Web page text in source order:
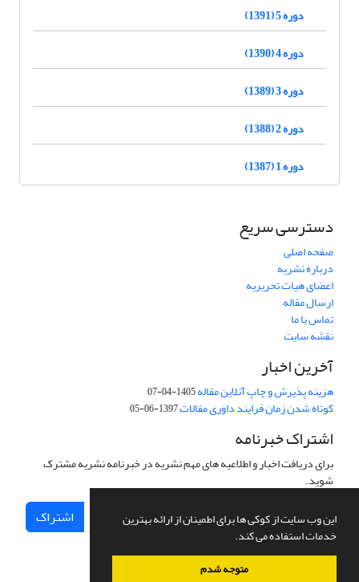
این وب سایت از کوکی ها برای اطمینان از ارائه بهترین
خدمات استفاده می کند.
متوجه شدم
دوره 5 (1391)
دوره 4 (1390)
دوره 3 (1389)
دوره 2 (1388)
دوره 1 (1387)
دسترسی سریع
صفحه اصلی
درباره نشریه
اعضای هیات تحریریه
ارسال مقاله
تماس با ما
نقشه سایت
آخرین اخبار
هزینه پذیرش و چاپ آنلاین مقاله1405-04-07
کوتاه شدن زمان فرایند داوری مقالات1397-06-05
اشتراک خبرنامه
برای دریافت اخبار و اطلاعیه های مهم نشریه در خبرنامه نشریه مشترک
شوید.
اشتراک